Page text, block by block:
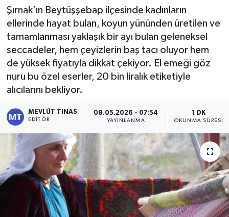
Şırnak’ın Beytüşşebap ilçesinde kadınların
ellerinde hayat bulan, koyun yününden üretilen ve
tamamlanması yaklaşık bir ayı bulan geleneksel
seccadeler, hem çeyizlerin baş tacı oluyor hem
de yüksek fiyatıyla dikkat çekiyor. El emeği göz
nuru bu özel eserler, 20 bin liralık etiketiyle
alıcılarını bekliyor.
MEVLÜT TINAS
EDITÖR
08.05.2026 - 07:54
YAYINLANMA
1 DK
OKUNMA SÜRESI
Kültür - Sanat
Yaşam